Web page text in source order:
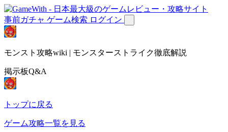
事前ガチャ ゲーム検索 ログイン
モンスト攻略wiki | モンスターストライク徹底解説
掲示板Q&A
トップに戻る
ゲーム攻略一覧を見る